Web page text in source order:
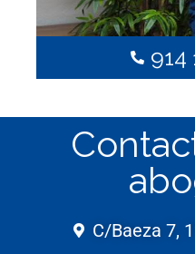
914
C/Baeza 7,